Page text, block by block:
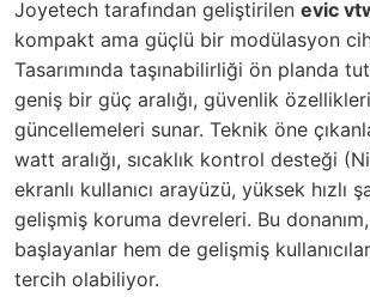
Joyetech tarafından geliştirilen evic
kompakt ama güçlü bir modülasyon
Tasarımında taşınabilirliği ön planda
geniş bir güç aralığı, güvenlik
güncellemeleri sunar. Teknik öne
watt aralığı, sıcaklık kontrol desteği
ekranlı kullanıcı arayüzü, yüksek hızlı
gelişmiş koruma devreleri. Bu
başlayanlar hem de gelişmiş
tercih olabiliyor.